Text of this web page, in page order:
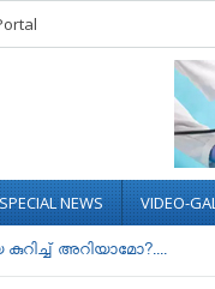
SPECIAL NEWS VIDEO-
കുറിച്ച് അറിയാമോ?....